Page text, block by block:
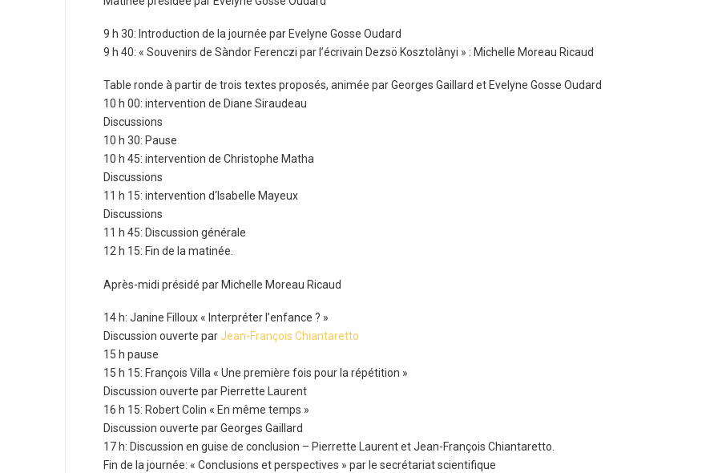
9 h 30: Introduction de la journée par Evelyne Gosse Oudard
9 h 40: « Souvenirs de Sàndor Ferenczi par l’écrivain Dezsö Kosztolànyi » : Michelle Moreau Ricaud
Table ronde à partir de trois textes proposés, animée par Georges Gaillard et Evelyne Gosse Oudard
10 h 00: intervention de Diane Siraudeau
Discussions
10 h 30: Pause
10 h 45: intervention de Christophe Matha
Discussions
11 h 15: intervention d‘Isabelle Mayeux
Discussions
11 h 45: Discussion générale
12 h 15: Fin de la matinée.
Après-midi présidé par Michelle Moreau Ricaud
14 h: Janine Filloux « Interpréter l’enfance ? »
Discussion ouverte parJean-François Chiantaretto
15 h pause
15 h 15: François Villa « Une première fois pour la répétition »
Discussion ouverte par Pierrette Laurent
16 h 15: Robert Colin « En même temps »
Discussion ouverte par Georges Gaillard
17 h: Discussion en guise de conclusion – Pierrette Laurent et Jean-François Chiantaretto.
Fin de la journée: « Conclusions et perspectives » par le secrétariat scientifique